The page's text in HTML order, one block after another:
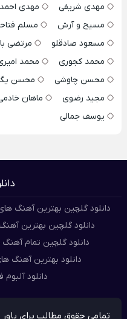
مهدی شریفی
مهدی
مسیح و آرش
مسلم
مسعود صادقلو
مرتضی
محمد کجوری
محمد
محسن چاوشی
محسن
مجید رضوی
ماهان
یوسف جمالی
دانلود گلچین بهترین آهنگ های مسعود
دانلود گلچین بهترین
دانلود گلچین تمام
دانلود بهترین آهنگ
دانلود
تمامی حقوق مطالب برای